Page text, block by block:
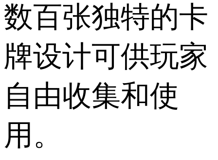
数百张独特的卡
牌设计可供玩家
自由收集和使
用。